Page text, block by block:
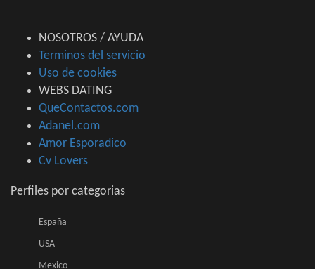
NOSOTROS / AYUDA
Terminos del servicio
Uso de cookies
WEBS DATING
QueContactos.com
Adanel.com
Amor Esporadico
Cv Lovers
Perfiles por categorias
España
USA
Mexico